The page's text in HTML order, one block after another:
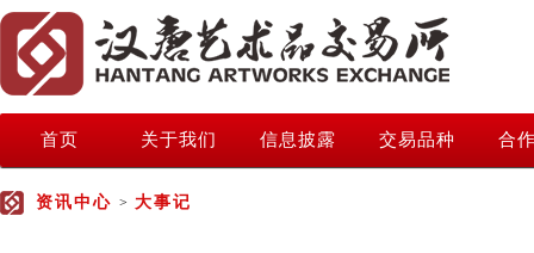
首页 关于我们 信息披露 交易品种 合
资讯中心 > 大事记